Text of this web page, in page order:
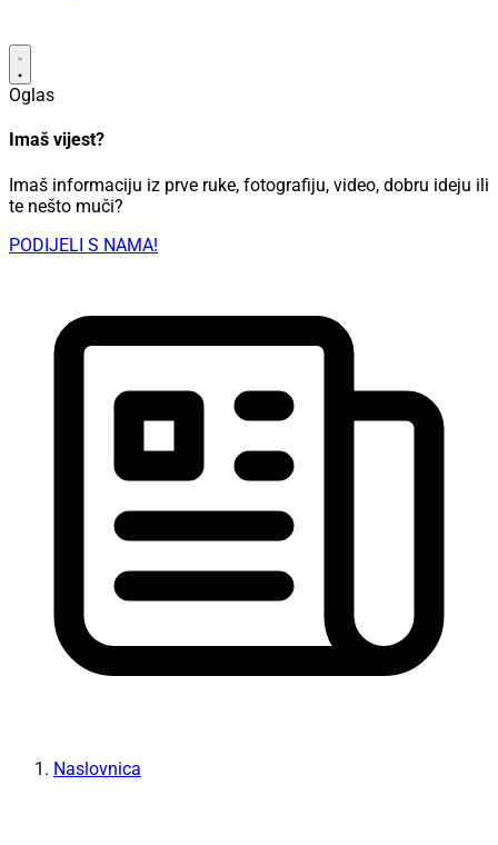
Oglas
Imaš vijest?
Imaš informaciju iz prve ruke, fotografiju, video, dobru ideju ili
te nešto muči?
PODIJELI S NAMA!
Naslovnica